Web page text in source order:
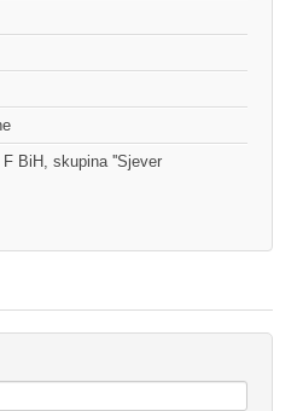
BiH, skupina ''Sjever